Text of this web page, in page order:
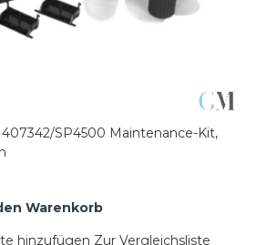
SP4500 Maintenance-Kit,
Warenkorb
hinzufügen Zur Vergleichsliste